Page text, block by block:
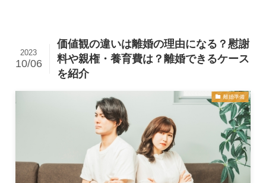
価値観の違いは離婚の理由になる？慰謝
料や親権・養育費は？離婚できるケース
を紹介
2023
10/06
離婚準備